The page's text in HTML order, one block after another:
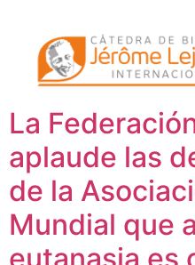
Etiqueta:
One of Us
La
aplaude las
de la
Mundial que